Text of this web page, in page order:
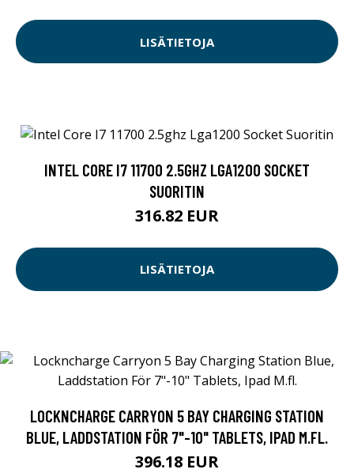
LISÄTIETOJA
INTEL CORE I7 11700 2.5GHZ LGA1200 SOCKET
SUORITIN
316.82 EUR
LISÄTIETOJA
LOCKNCHARGE CARRYON 5 BAY CHARGING STATION
BLUE, LADDSTATION FÖR 7"-10" TABLETS, IPAD M.FL.
396.18 EUR